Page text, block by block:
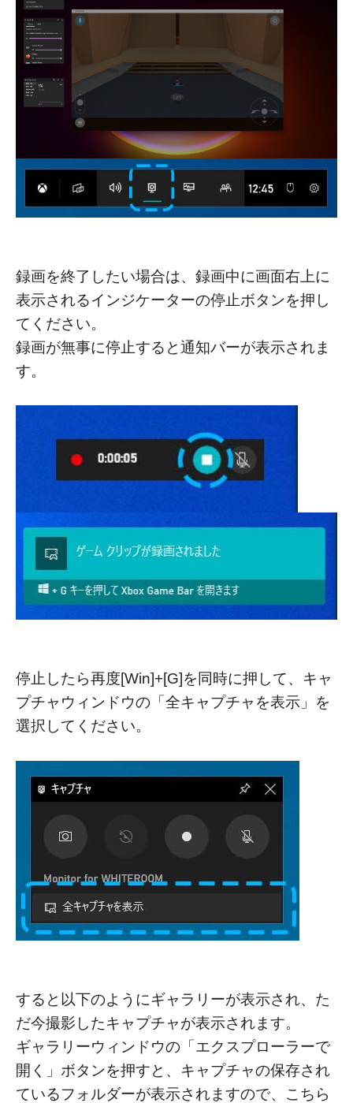
録画を終了したい場合は、録画中に画面右上に
表示されるインジケーターの停止ボタンを押し
てください。
録画が無事に停止すると通知バーが表示されま
す。
停止したら再度[Win]+[G]を同時に押して、キャ
プチャウィンドウの「全キャプチャを表示」を
選択してください。
すると以下のようにギャラリーが表示され、た
だ今撮影したキャプチャが表示されます。
ギャラリーウィンドウの「エクスプローラーで
開く」ボタンを押すと、キャプチャの保存され
ているフォルダーが表示されますので、こちら